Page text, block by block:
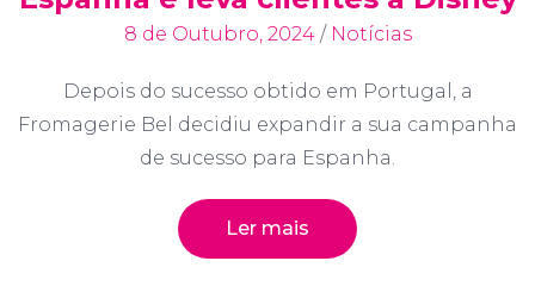
8 de Outubro, 2024 / Notícias
Depois do sucesso obtido em Portugal, a
Fromagerie Bel decidiu expandir a sua campanha
de sucesso para Espanha.
Ler mais